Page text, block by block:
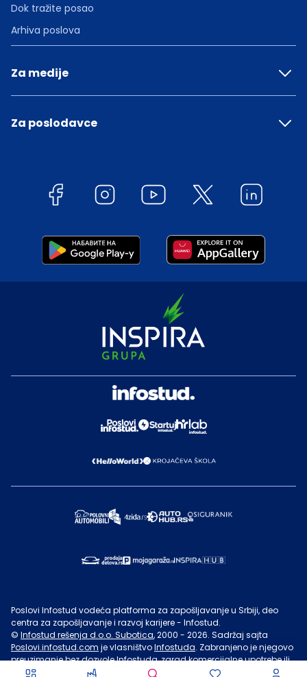
Dok tražite posao
Arhiva poslova
Za medije
Za poslodavce
Poslovi Infostud vodeća platforma za zapošljavanje u Srbiji, deo
centra za zapošljavanje i razvoj karijere - Infostud.
© Infostud rešenja d.o.o. Subotica, 2000 - 2026. Sadržaj sajta
Poslovi.infostud.com je vlasništvoInfostuda. Zabranjeno je njegovo
preuzimanje bez dozvoleInfostuda, zarad komercijalne upotrebe ili
u druge svrhe, osim za lične potrebe posetilaca sajta.